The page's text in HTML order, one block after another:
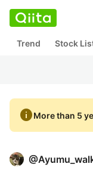
Trend Stock
infoMore than 5
@